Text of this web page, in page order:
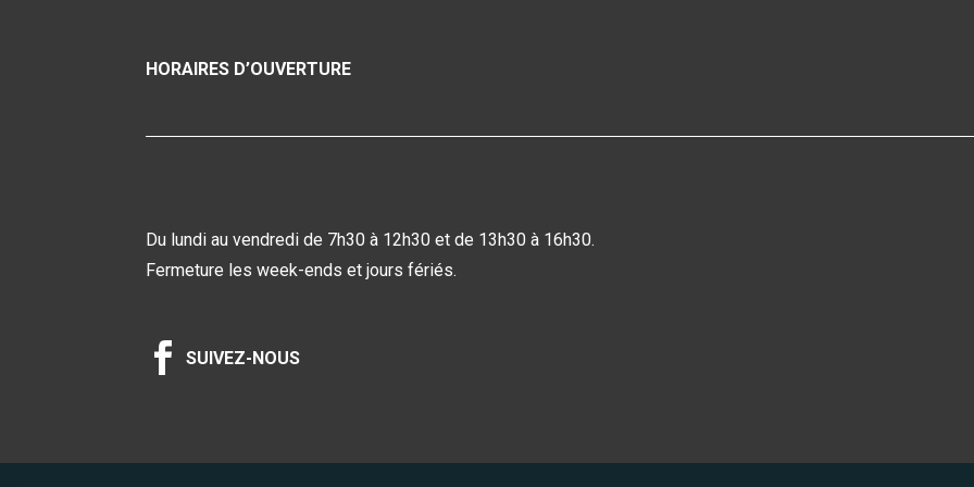
HORAIRES D’OUVERTURE
Du lundi au vendredi de 7h30 à 12h30 et de 13h30 à 16h30.
Fermeture les week-ends et jours fériés.
 SUIVEZ-NOUS